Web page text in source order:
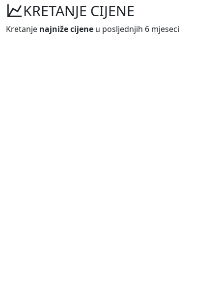
KRETANJE CIJENE
Kretanje najniže cijene u posljednjih 6 mjeseci